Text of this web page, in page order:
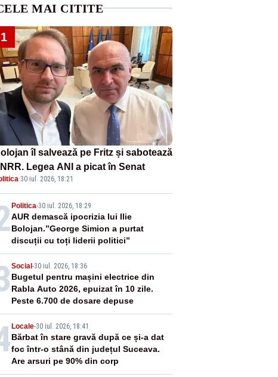
MAI CITITE
1
îl salvează pe Fritz și sabotează
Legea ANI a picat în Senat
·30 iul. 2026, 18:21
Politica-30 iul. 2026, 18:29
AUR demască ipocrizia lui Ilie
Bolojan.”George Simion a purtat
discuții cu toți liderii politici”
Social-30 iul. 2026, 18:36
Bugetul pentru mașini electrice din
Rabla Auto 2026, epuizat în 10 zile.
Peste 6.700 de dosare depuse
Locale-30 iul. 2026, 18:41
Bărbat în stare gravă după ce și-a dat
foc într-o stână din județul Suceava.
Are arsuri pe 90% din corp